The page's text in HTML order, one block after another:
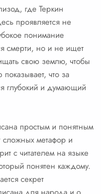
где Теркин
проявляется не
понимание
смерти, но и не ищет
свою землю, чтобы
что за
глубокий и думающий
простым и понятным
сложных метафор и
с читателем на языке
понятен каждому.
секрет